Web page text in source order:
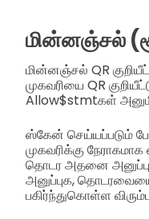
மின்னஞ்சல்
மின்னஞ்சல் QR
முகவரியை QR
Allow$stmtகள்
ஸ்கேன் செய்யப்படும்
முகவரிக்கு
தொடர அதனை
அனுப்புக,
பகிர்ந்துகொள்ள